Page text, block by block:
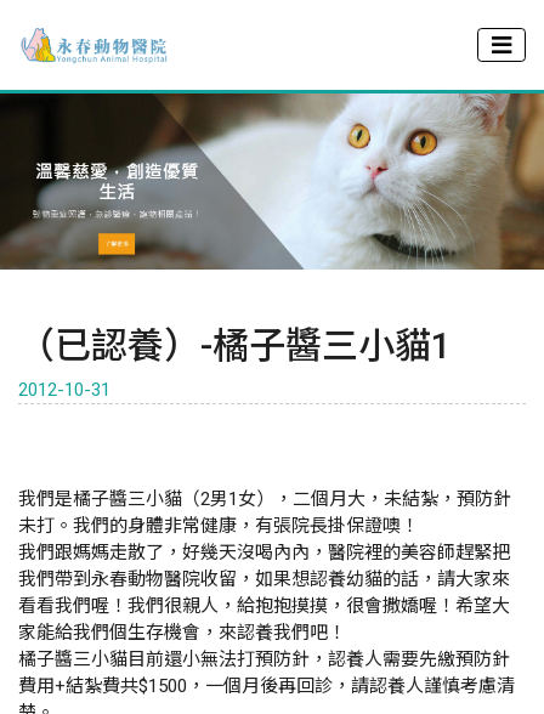
（已認養）-橘子醬三小貓1
2012-10-31
我們是橘子醬三小貓（2男1女），二個月大，未結紮，預防針
未打。我們的身體非常健康，有張院長掛保證噢！
我們跟媽媽走散了，好幾天沒喝內內，醫院裡的美容師趕緊把
我們帶到永春動物醫院收留，如果想認養幼貓的話，請大家來
看看我們喔！我們很親人，給抱抱摸摸，很會撒嬌喔！希望大
家能給我們個生存機會，來認養我們吧！
橘子醬三小貓目前還小無法打預防針，認養人需要先繳預防針
費用+結紮費共$1500，一個月後再回診，請認養人謹慎考慮清